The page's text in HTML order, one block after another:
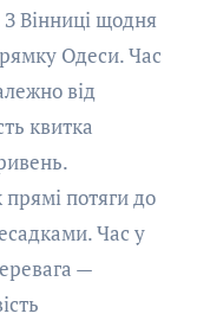
Вінниці щодня
Одеси. Час
від
квитка
прямі потяги до
Час у
—